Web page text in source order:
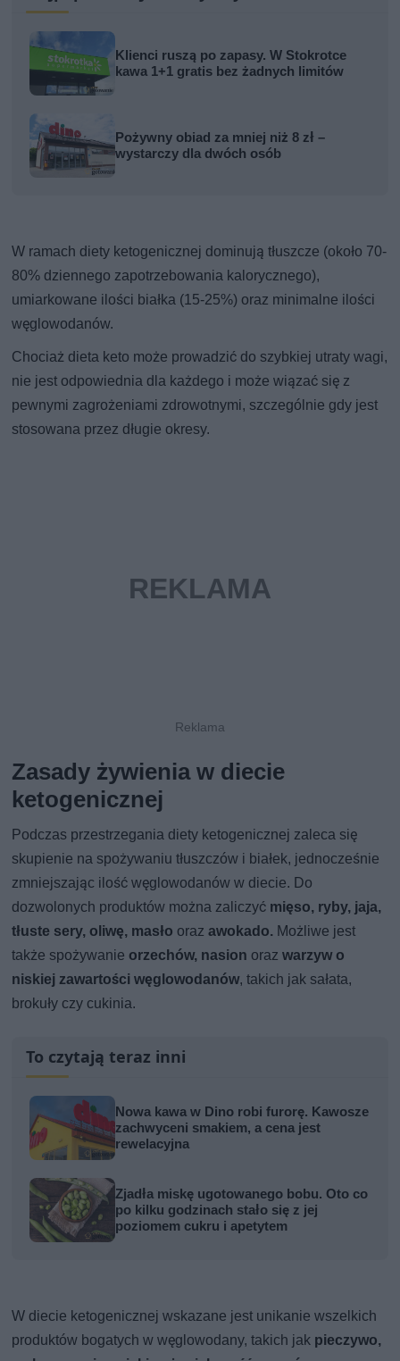
Klienci ruszą po zapasy. W Stokrotce
kawa 1+1 gratis bez żadnych limitów
Pożywny obiad za mniej niż 8 zł –
wystarczy dla dwóch osób
W ramach diety ketogenicznej dominują tłuszcze (około 70-
80% dziennego zapotrzebowania kalorycznego),
umiarkowane ilości białka (15-25%) oraz minimalne ilości
węglowodanów.
Chociaż dieta keto może prowadzić do szybkiej utraty wagi,
nie jest odpowiednia dla każdego i może wiązać się z
pewnymi zagrożeniami zdrowotnymi, szczególnie gdy jest
stosowana przez długie okresy.
Zasady żywienia w diecie
ketogenicznej
Podczas przestrzegania diety ketogenicznej zaleca się
skupienie na spożywaniu tłuszczów i białek, jednocześnie
zmniejszając ilość węglowodanów w diecie. Do
dozwolonych produktów można zaliczyć mięso, ryby, jaja,
tłuste sery, oliwę, masło orazawokado. Możliwe jest
także spożywanie orzechów, nasion orazwarzyw o
niskiej zawartości węglowodanów, takich jak sałata,
brokuły czy cukinia.
To czytają teraz inni
Nowa kawa w Dino robi furorę. Kawosze
zachwyceni smakiem, a cena jest
rewelacyjna
Zjadła miskę ugotowanego bobu. Oto co
po kilku godzinach stało się z jej
poziomem cukru i apetytem
W diecie ketogenicznej wskazane jest unikanie wszelkich
produktów bogatych w węglowodany, takich jak pieczywo,